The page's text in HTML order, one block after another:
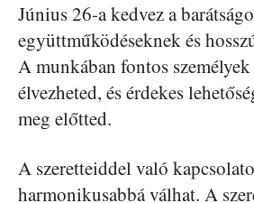
Június 26-a kedvez a
együttműködéseknek és
A munkában fontos
élvezheted, és érdekes
meg előtted.
A szeretteiddel való
harmonikusabbá válhat. A